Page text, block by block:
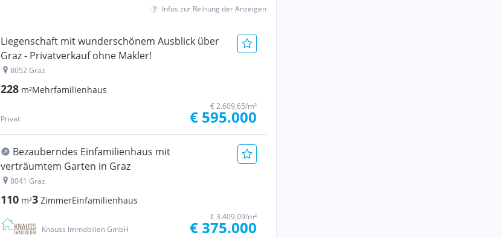
Infos zur Reihung der Anzeigen
Liegenschaft mit wunderschönem Ausblick über
Graz - Privatverkauf ohne Makler!
8052 Graz
228 m²Mehrfamilienhaus
Privat
€ 2.609,65/m²
€ 595.000
Bezauberndes Einfamilienhaus mit
verträumtem Garten in Graz
8041 Graz
110 m²3 ZimmerEinfamilienhaus
Knauss Immobilien GmbH
€ 3.409,09/m²
€ 375.000